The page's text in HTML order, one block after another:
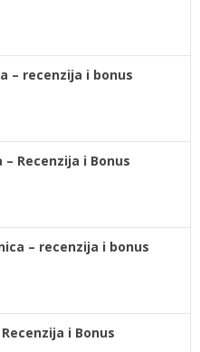
– recenzija i bonus
– Recenzija i Bonus
– recenzija i bonus
i Bonus